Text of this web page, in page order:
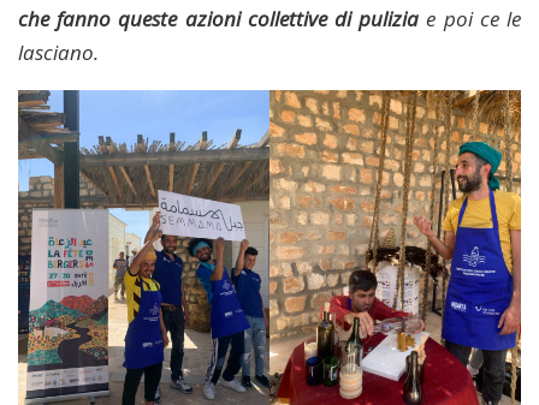
che fanno queste azioni collettive di puliziae poi ce le
lasciano.